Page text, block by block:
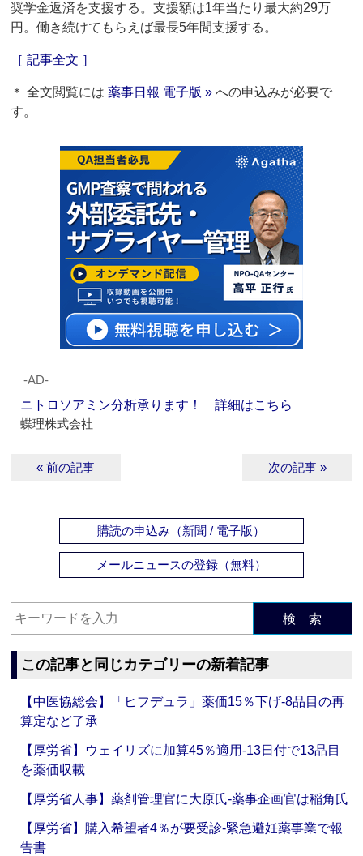
奨学金返済を支援する。支援額は1年当たり最大約29万
円。働き続けてもらえば最長5年間支援する。
［ 記事全文 ］
＊ 全文閲覧には薬事日報 電子版 » への申込みが必要で
す。
‐AD‐
ニトロソアミン分析承ります！ 詳細はこちら
蝶理株式会社
« 前の記事 次の記事 »
購読の申込み（新聞 / 電子版）
メールニュースの登録（無料）
検 索
この記事と同じカテゴリーの新着記事
【中医協総会】「ヒフデュラ」薬価15％下げ‐8品目の再
算定など了承
【厚労省】ウェイリズに加算45％適用‐13日付で13品目
を薬価収載
【厚労省人事】薬剤管理官に大原氏‐薬事企画官は稲角氏
【厚労省】購入希望者4％が要受診‐緊急避妊薬事業で報
告書